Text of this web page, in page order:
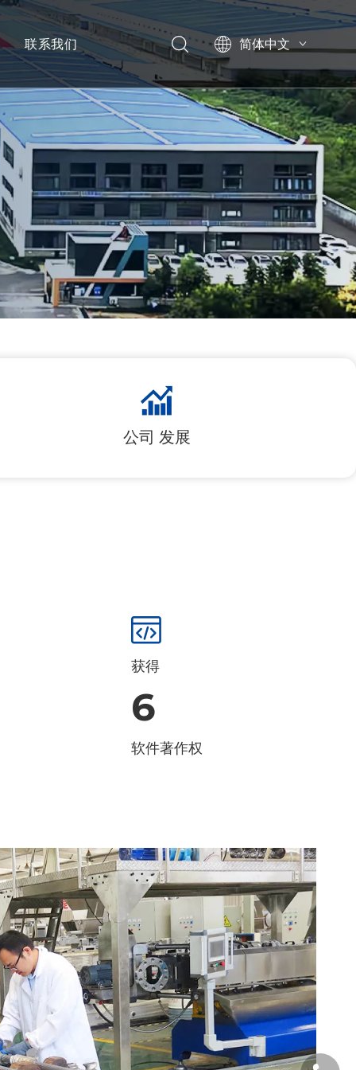
传
联系我们
简体中文
English
العربية
Pусский
Español
公司 发展
获得
6
软件著作权